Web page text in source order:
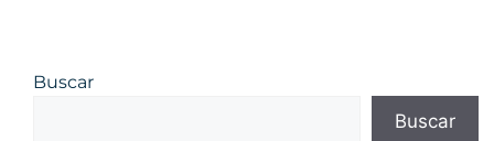
Buscar
Buscar